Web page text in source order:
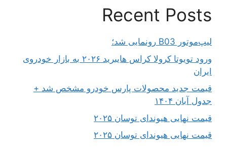
Recent Posts
لیپ‌موتور B03 رونمایی شد؛
ورود تویوتا کرولا کراس هایبرید ۲۰۲۶ به بازار خودروی
ایران
قیمت جدید محصولات پارس خودرو مشخص شد +
جدول آبان ۱۴۰۴
قیمت نهایی هیوندای توسان ۲۰۲۵
قیمت نهایی هیوندای توسان ۲۰۲۵